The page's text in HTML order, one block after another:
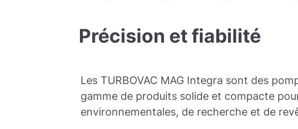
Précision et fiabilité
Les TURBOVAC MAG Integra sont des
gamme de produits solide et compacte
environnementales, de recherche et de